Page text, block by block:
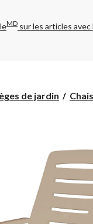
MD sur les articles avec
de jardin